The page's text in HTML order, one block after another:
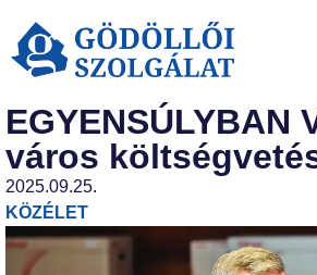
EGYENSÚLYBAN
város
2025.09.25.
KÖZÉLET